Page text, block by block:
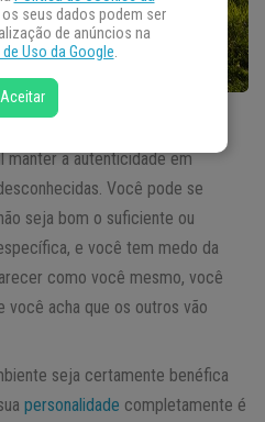
momentos de falta de
manter a autenticidade em
Você pode se
seja bom o suficiente ou
e você tem medo da
como você mesmo, você
você acha que os outros vão
seja certamente benéfica
personalidade completamente é
seus dados podem ser
de anúncios na
Uso da Google.
Aceitar